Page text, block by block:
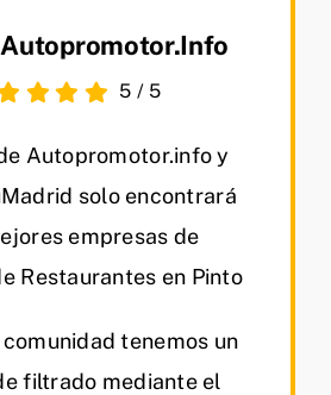
5 / 5
Autopromotor.info y
solo encontrará
empresas de
Restaurantes en Pinto
tenemos un
filtrado mediante el